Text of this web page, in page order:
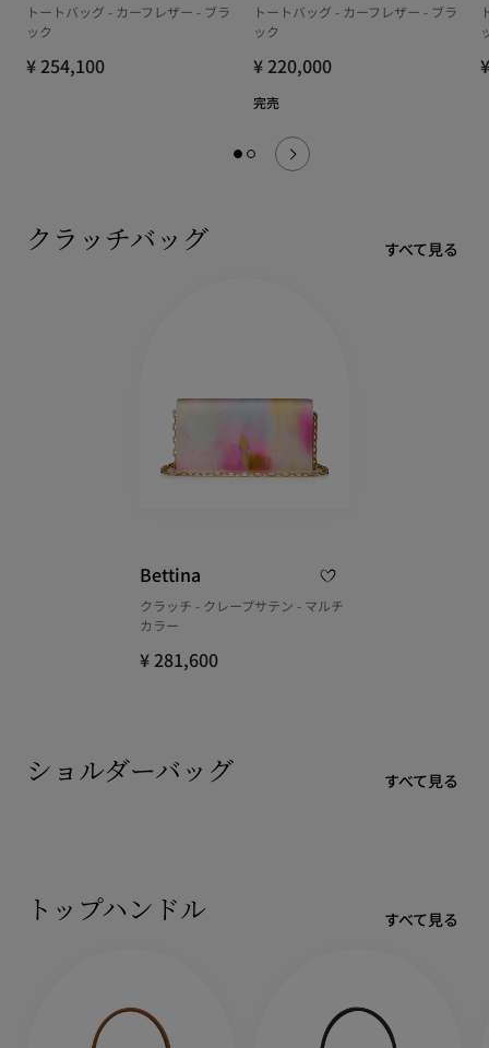
トートバッグ - カーフレザー - ブラ
ック
¥ 254,100
トートバッグ - カーフレザー - ブラ
ック
¥ 220,000
完売
クラッチバッグ すべて見る
Bettina
クラッチ - クレープサテン - マルチ
カラー
¥ 281,600
ショルダーバッグ すべて見る
トップハンドル すべて見る